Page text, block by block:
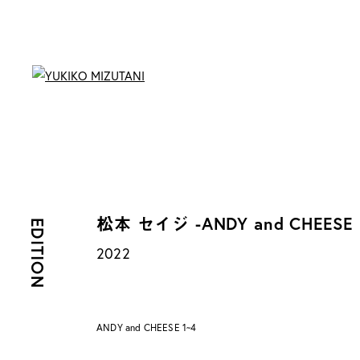
EDITION 松本 セイジ -ANDY and CHEESE
2022
ANDY and CHEESE 1~4